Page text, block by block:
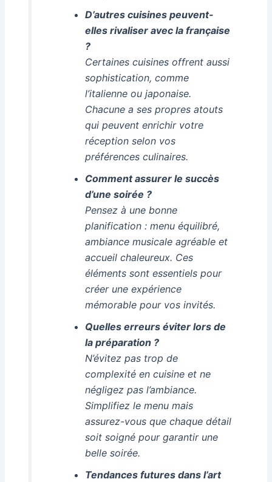
D’autres cuisines peuvent-
elles rivaliser avec la française
?
Certaines cuisines offrent aussi
sophistication, comme
l’italienne ou japonaise.
Chacune a ses propres atouts
qui peuvent enrichir votre
réception selon vos
préférences culinaires.
Comment assurer le succès
d’une soirée ?
Pensez à une bonne
planification : menu équilibré,
ambiance musicale agréable et
accueil chaleureux. Ces
éléments sont essentiels pour
créer une expérience
mémorable pour vos invités.
Quelles erreurs éviter lors de
la préparation ?
N’évitez pas trop de
complexité en cuisine et ne
négligez pas l’ambiance.
Simplifiez le menu mais
assurez-vous que chaque détail
soit soigné pour garantir une
belle soirée.
Tendances futures dans l’art